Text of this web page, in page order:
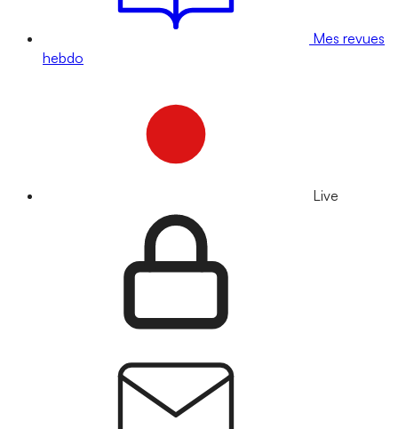
Mes revues
hebdo
Live